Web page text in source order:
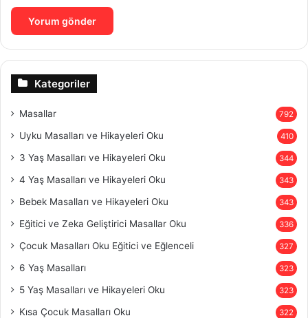
Kategoriler
Masallar 792
Uyku Masalları ve Hikayeleri Oku 410
3 Yaş Masalları ve Hikayeleri Oku 344
4 Yaş Masalları ve Hikayeleri Oku 343
Bebek Masalları ve Hikayeleri Oku 343
Eğitici ve Zeka Geliştirici Masallar Oku 336
Çocuk Masalları Oku Eğitici ve Eğlenceli 327
6 Yaş Masalları 323
5 Yaş Masalları ve Hikayeleri Oku 323
Kısa Çocuk Masalları Oku 322